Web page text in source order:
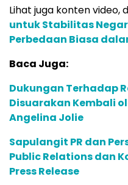
Lihat juga konten video,
untuk Stabilitas
Perbedaan Biasa
Baca Juga:
Dukungan Terhadap
Disuarakan Kembali
Angelina Jolie
Sapulangit PR dan
Public Relations dan
Press Release